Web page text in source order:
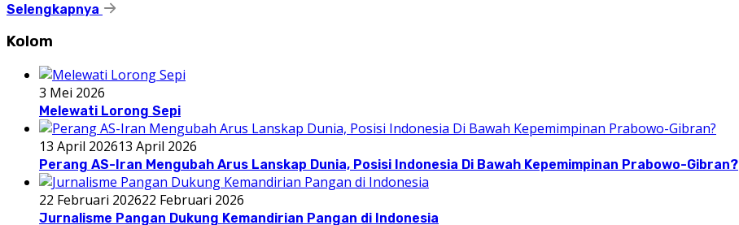
Selengkapnya
Kolom
3 Mei 2026
Melewati Lorong Sepi
13 April 202613 April 2026
Perang AS-Iran Mengubah Arus Lanskap Dunia, Posisi Indonesia Di Bawah Kepemimpinan Prabowo-Gibran?
22 Februari 202622 Februari 2026
Jurnalisme Pangan Dukung Kemandirian Pangan di Indonesia